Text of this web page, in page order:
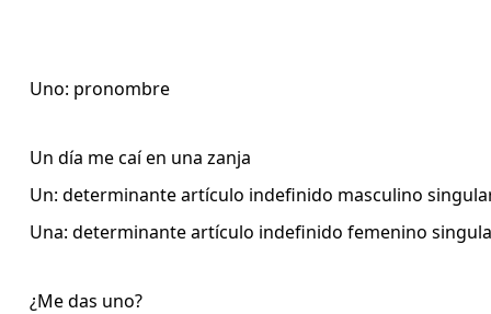
Uno: pronombre
Un día me caí en una zanja
Un: determinante artículo indefinido masculino
Una: determinante artículo indefinido femenino
¿Me das uno?